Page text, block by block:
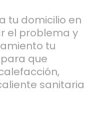
tu domicilio en
el problema y
tu
que
sanitaria